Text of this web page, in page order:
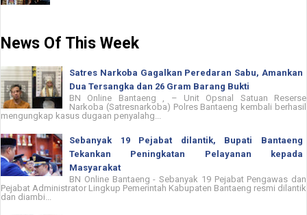
News Of This Week
Satres Narkoba Gagalkan Peredaran Sabu, Amankan
Dua Tersangka dan 26 Gram Barang Bukti
BN Online Bantaeng , – Unit Opsnal Satuan Reserse
Narkoba (Satresnarkoba) Polres Bantaeng kembali berhasil
mengungkap kasus dugaan penyalahg...
Sebanyak 19 Pejabat dilantik, Bupati Bantaeng
Tekankan Peningkatan Pelayanan kepada
Masyarakat
BN Online Bantaeng - Sebanyak 19 Pejabat Pengawas dan
Pejabat Administrator Lingkup Pemerintah Kabupaten Bantaeng resmi dilantik
dan diambi...